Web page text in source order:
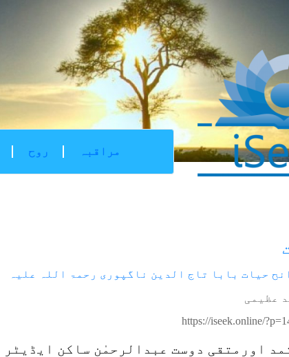
روح مراقبہ
حیات بابا تاج الدین ناگپوری رحمۃ اللہ علیہ
عظیمی
https://iseek.online/
اورمتقی دوست عبدالرحمٰن ساکن